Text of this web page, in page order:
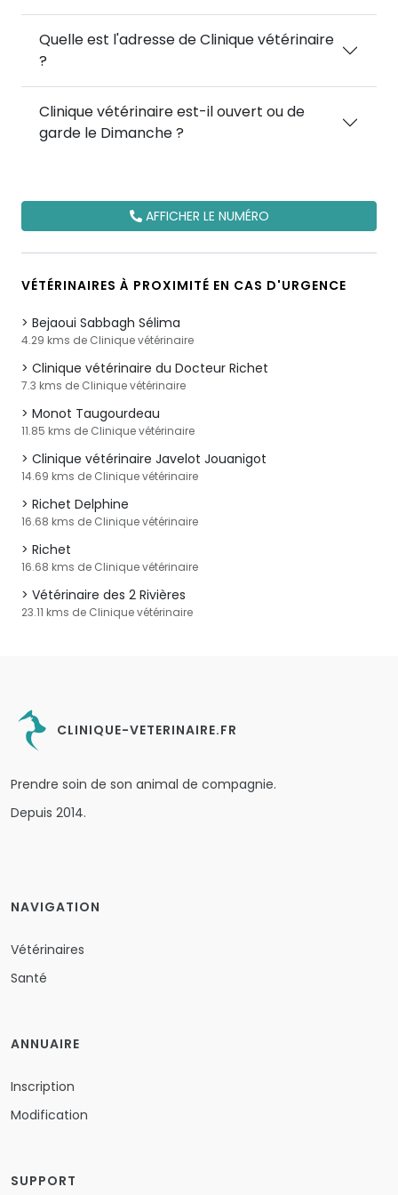
Quelle est l'adresse de Clinique vétérinaire
?
Clinique vétérinaire est-il ouvert ou de
garde le Dimanche ?
AFFICHER LE NUMÉRO
VÉTÉRINAIRES À PROXIMITÉ EN CAS D'URGENCE
Bejaoui Sabbagh Sélima
4.29 kms de Clinique vétérinaire
Clinique vétérinaire du Docteur Richet
7.3 kms de Clinique vétérinaire
Monot Taugourdeau
11.85 kms de Clinique vétérinaire
Clinique vétérinaire Javelot Jouanigot
14.69 kms de Clinique vétérinaire
Richet Delphine
16.68 kms de Clinique vétérinaire
Richet
16.68 kms de Clinique vétérinaire
Vétérinaire des 2 Rivières
23.11 kms de Clinique vétérinaire
CLINIQUE-VETERINAIRE.FR
Prendre soin de son animal de compagnie.
Depuis 2014.
NAVIGATION
Vétérinaires
Santé
ANNUAIRE
Inscription
Modification
SUPPORT